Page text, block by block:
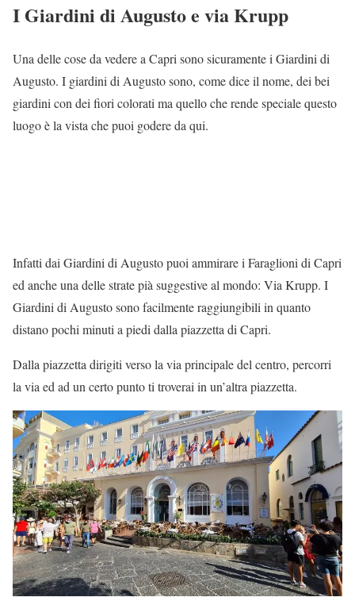
I Giardini di Augusto e via Krupp
Una delle cose da vedere a Capri sono sicuramente i Giardini di
Augusto. I giardini di Augusto sono, come dice il nome, dei bei
giardini con dei fiori colorati ma quello che rende speciale questo
luogo è la vista che puoi godere da qui.
Infatti dai Giardini di Augusto puoi ammirare i Faraglioni di Capri
ed anche una delle strate pià suggestive al mondo: Via Krupp. I
Giardini di Augusto sono facilmente raggiungibili in quanto
distano pochi minuti a piedi dalla piazzetta di Capri.
Dalla piazzetta dirigiti verso la via principale del centro, percorri
la via ed ad un certo punto ti troverai in un’altra piazzetta.